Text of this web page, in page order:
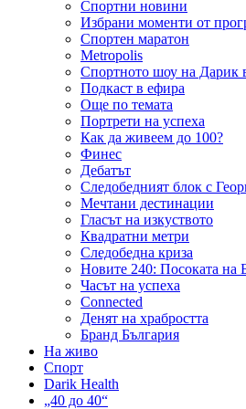
Спортни новини
Избрани моменти от
Спортен маратон
Metropolis
Спортното шоу на Дарик
Подкаст в ефира
Още по темата
Портрети на успеха
Как да живеем до 100?
Финес
Дебатът
Следобедният блок с
Мечтани дестинации
Гласът на изкуството
Квадратни метри
Следобедна криза
Новите 240: Посоката на
Часът на успеха
Connected
Денят на храбростта
Бранд България
На живо
Спорт
Darik Health
„40 до 40“